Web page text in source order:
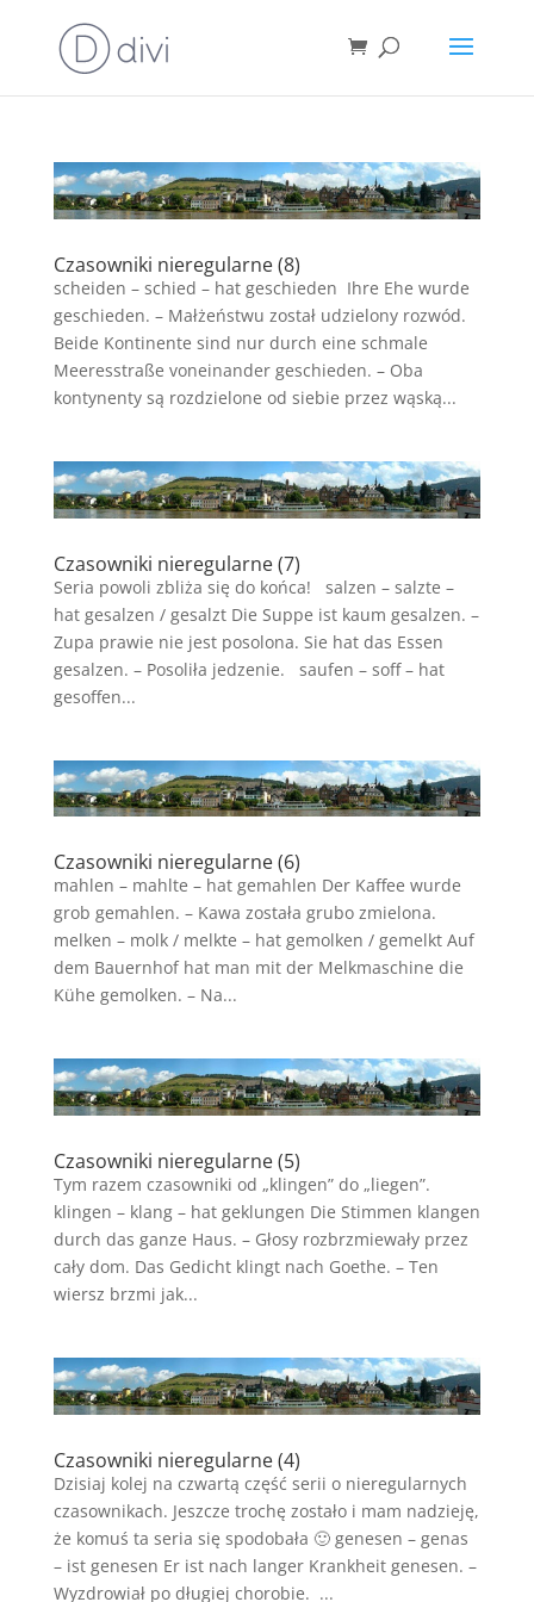
Czasowniki nieregularne (8)
scheiden – schied – hat geschieden Ihre Ehe wurde
geschieden. – Małżeństwu został udzielony rozwód.
Beide Kontinente sind nur durch eine schmale
Meeresstraße voneinander geschieden. – Oba
kontynenty są rozdzielone od siebie przez wąską...
Czasowniki nieregularne (7)
Seria powoli zbliża się do końca! salzen – salzte –
hat gesalzen / gesalzt Die Suppe ist kaum gesalzen. –
Zupa prawie nie jest posolona. Sie hat das Essen
gesalzen. – Posoliła jedzenie. saufen – soff – hat
gesoffen...
Czasowniki nieregularne (6)
mahlen – mahlte – hat gemahlen Der Kaffee wurde
grob gemahlen. – Kawa została grubo zmielona.
melken – molk / melkte – hat gemolken / gemelkt Auf
dem Bauernhof hat man mit der Melkmaschine die
Kühe gemolken. – Na...
Czasowniki nieregularne (5)
Tym razem czasowniki od „klingen” do „liegen”.
klingen – klang – hat geklungen Die Stimmen klangen
durch das ganze Haus. – Głosy rozbrzmiewały przez
cały dom. Das Gedicht klingt nach Goethe. – Ten
wiersz brzmi jak...
Czasowniki nieregularne (4)
Dzisiaj kolej na czwartą część serii o nieregularnych
czasownikach. Jeszcze trochę zostało i mam nadzieję,
że komuś ta seria się spodobała 🙂 genesen – genas
– ist genesen Er ist nach langer Krankheit genesen. –
Wyzdrowiał po długiej chorobie. ...